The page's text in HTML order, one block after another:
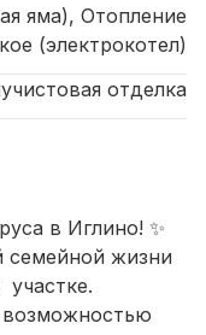
яма), Отопление
(электрокотел)
отделка
в Иглино! ✨
семейной жизни
возможностью